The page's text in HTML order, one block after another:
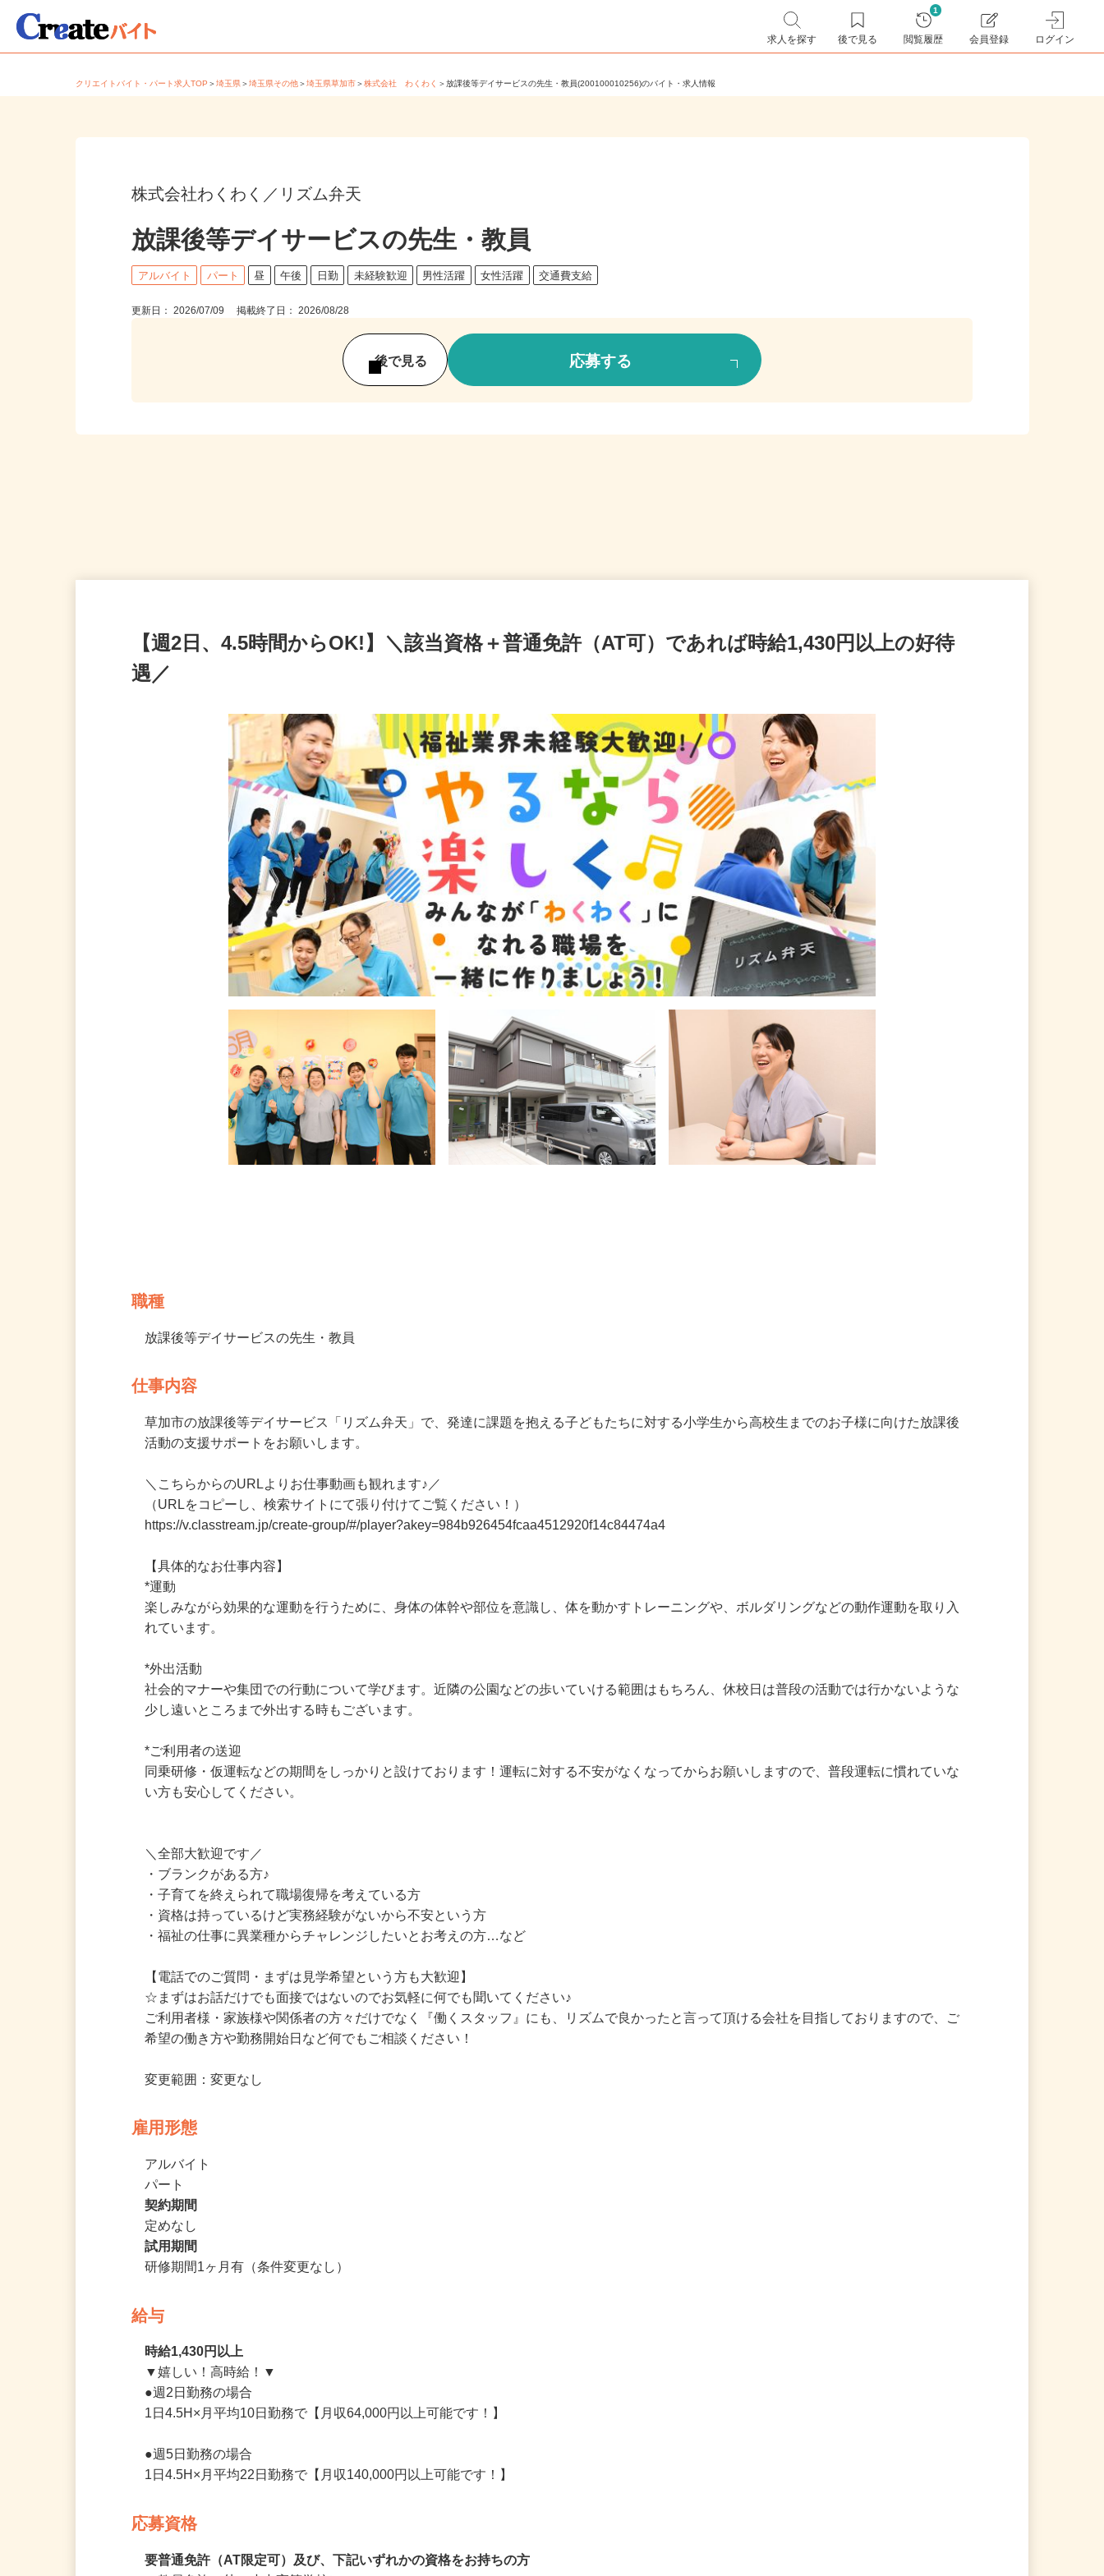
求人を探す 後で見る
1
閲覧履歴 会員登録 ログイン
クリエイトバイト・パート求人TOP＞埼玉県＞埼玉県その他＞埼玉県草加市＞株式会社 わくわく＞放課後等デイサービスの先生・教員(200100010256)のバイト・求人情報
株式会社わくわく／リズム弁天
放課後等デイサービスの先生・教員
アルバイト パート 昼 午後 日勤 未経験歓迎 男性活躍 女性活躍 交通費支給
更新日： 2026/07/09 掲載終了日： 2026/08/28
後で見る 応募する
【週2日、4.5時間からOK!】＼該当資格＋普通免許（AT可）であれば時給1,430円以上の好待
遇／
草加市の放課後等デイサービス「リズム弁天」で、発達に課題を抱える子どもたちに対する小学生から高校生までのお子様に向けた放課後
＼こちらからのURLよりお仕事動画も観れます♪／
（URLをコピーし、検索サイトにて張り付けてご覧ください！）
【具体的なお仕事内容】
*運動
楽しみながら効果的な運動を行うために、身体の体幹や部位を意識し、体を動かすトレーニングや、ボルダリングなどの動作運動を取り入
*外出活動
社会的マナーや集団での行動について学びます。近隣の公園などの歩いていける範囲はもちろん、休校日は普段の活動では行かないような
*ご利用者の送迎
同乗研修・仮運転などの期間をしっかりと設けております！運転に対する不安がなくなってからお願いしますので、普段運転に慣れていな
＼全部大歓迎です／
・ブランクがある方♪
・子育てを終えられて職場復帰を考えている方
・資格は持っているけど実務経験がないから不安という方
・福祉の仕事に異業種からチャレンジしたいとお考えの方…など
【電話でのご質問・まずは見学希望という方も大歓迎】
☆まずはお話だけでも面接ではないのでお気軽に何でも聞いてください♪
希望の働き方や勤務開始日など何でもご相談ください！
雇用形態
アルバイト
パート
契約期間
定めなし
研修期間1ヶ月有（条件変更なし）
給与
時給1,430円以上
▼嬉しい！高時給！▼
1日4.5H×月平均10日勤務で【月収64,000円以上可能です！】
1日4.5H×月平均22日勤務で【月収140,000円以上可能です！】
応募資格